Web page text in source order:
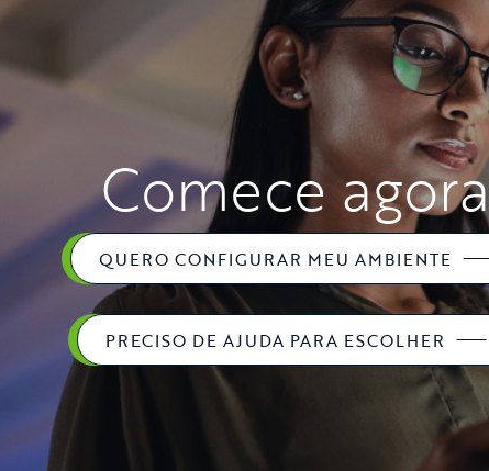
Comece agora
QUERO CONFIGURAR MEU AMBIENTE
PRECISO DE AJUDA PARA ESCOLHER